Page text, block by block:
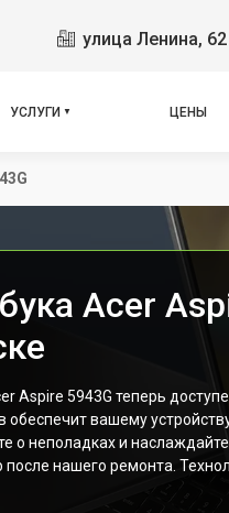
улица Ленина, 62
УСЛУГИ ЦЕНЫ
Acer
Aspire 5943G теперь
вашему
о неполадках и
нашего ремонта.